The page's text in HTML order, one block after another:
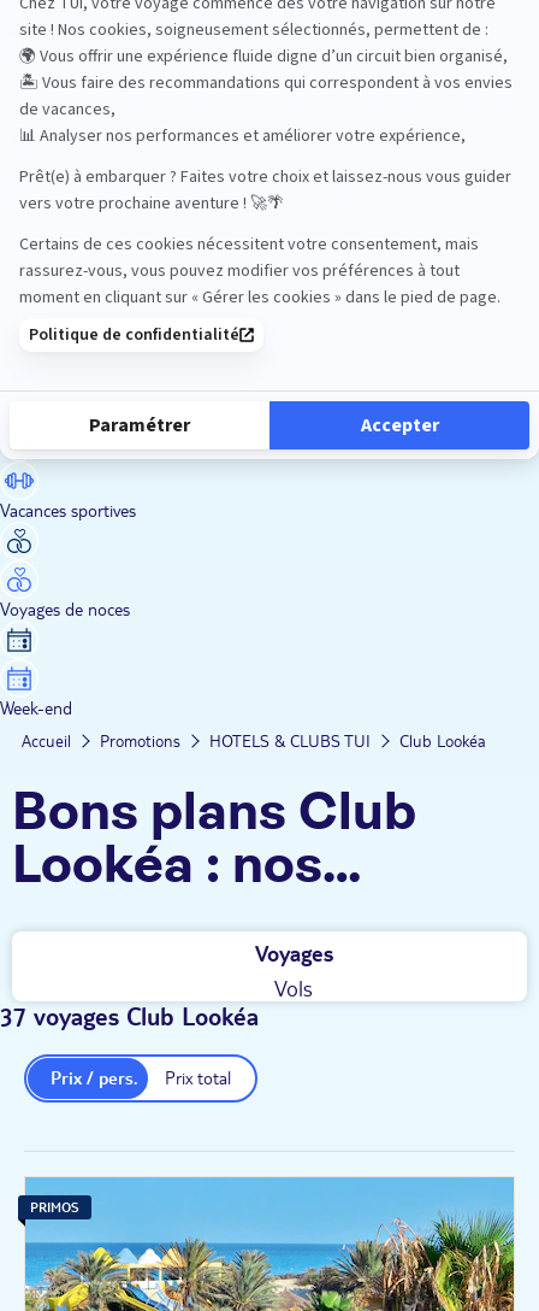
Road Trips
Safari
Sénior
Vacances sportives
Voyages de noces
Week-end
Accueil Promotions HOTELS & CLUBS TUI Club Lookéa
Bons plans Club
Lookéa : nos
destinations à prix
réduits pour vos
séjours tout
compris
Voyages
Vols
37 voyages Club Lookéa
Prix total
Prix / pers.
PRIMOS